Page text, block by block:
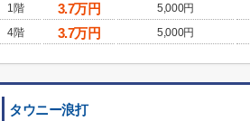
1階
3.7万円 5,000円
4階
3.7万円 5,000円
タウニー浪打